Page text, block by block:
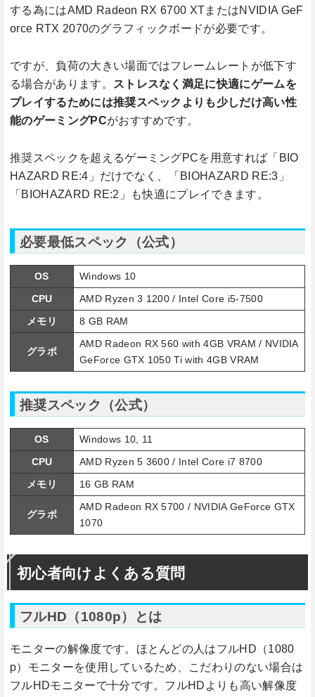
する為にはAMD Radeon RX 6700 XTまたはNVIDIA GeF
orce RTX 2070のグラフィックボードが必要です。
ですが、負荷の大きい場面ではフレームレートが低下す
る場合があります。
ストレスなく満足に快適にゲームを
プレイするためには推奨スペックよりも少しだけ高い性
能のゲーミングPCがおすすめです。
推奨スペックを超えるゲーミングPCを用意すれば「BIO
HAZARD RE:4」だけでなく、「BIOHAZARD RE:3」
「BIOHAZARD RE:2」も快適にプレイできます。
必要最低スペック（公式）
OS
Windows 10
CPU
AMD Ryzen 3 1200 / Intel Core i5-7500
メモリ
8 GB RAM
グラボ
AMD Radeon RX 560 with 4GB VRAM / NVIDIA
GeForce GTX 1050 Ti with 4GB VRAM
推奨スペック（公式）
OS
Windows 10, 11
CPU
AMD Ryzen 5 3600 / Intel Core i7 8700
メモリ
16 GB RAM
グラボ
AMD Radeon RX 5700 / NVIDIA GeForce GTX
1070
初心者向けよくある質問
フルHD（1080p）とは
モニターの解像度です。ほとんどの人はフルHD（1080
p）モニターを使用しているため、こだわりのない場合は
フルHDモニターで十分です。フルHDよりも高い解像度